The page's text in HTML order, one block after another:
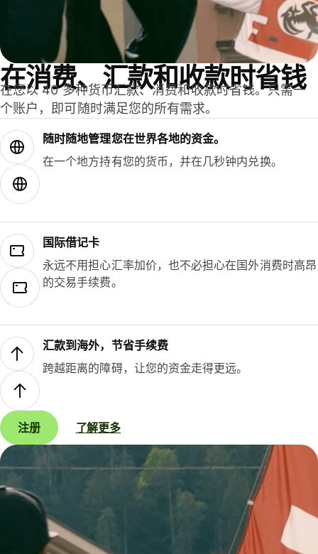
在消费、汇款和收款时省钱
在您以 40 多种货币汇款、消费和收款时省钱。只需一
个账户，即可随时满足您的所有需求。
随时随地管理您在世界各地的资金。
在一个地方持有您的货币，并在几秒钟内兑换。
国际借记卡
永远不用担心汇率加价，也不必担心在国外消费时高昂
的交易手续费。
汇款到海外，节省手续费
跨越距离的障碍，让您的资金走得更远。
注册 了解更多